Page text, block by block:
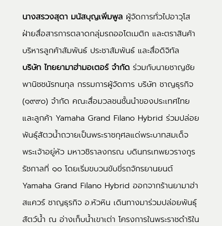
นางสรวงสุดา มนัสบุญเพิ่มพูล ผู้จัดการทั่วไปอาวุโส
ฝ่ายสื่อสารการตลาดกลุ่มรถออโตเมติก และตราสินค้า
บริหารลูกค้าสัมพันธ์ ประชาสัมพันธ์ และสื่อดิจิทัล
บริษัท ไทยยามาฮ่ามอเตอร์ จำกัดร่วมกับนายชาญชัย
พานิชชนัรทนกุล กรรมการผู้จัดการ บริษัท ชาญธุรกิจ
(๑๙๙๐) จำกัด คณะสื่อมวลชนชั้นนำของประเทศไทย
และลูกค้า Yamaha Grand Filano Hybrid ร่วมปล่อย
พันธุ์สัตวน้ำถวายเป็นพระราชกุศลแด่พระบาทสมเด็จ
พระเจ้าอยู่หัว มหาวชิราลงกรณ บดินทรเทพยวรางกูร
รัชกาลที่ ๑๐ โดยเริ่มขบวนขับขี่รถจักรยานยนต์
Yamaha Grand Filano Hybrid ออกจากร้านยามาฮ่า
สแควร์ ชาญธุรกิจ อ.หัวหิน เดินทางมาร่วมปล่อยพันธุ์
สัตว์น้ำ ณ อ่างเก็บน้ำเขาเต่า โครงการในพระราชดำริใน